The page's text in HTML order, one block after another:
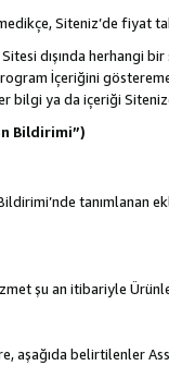
Siteniz’de fiyat
dışında herhangi
İçeriğini
bilgi ya da içeriği
Bildirimi”)
şu an itibariyle
aşağıda belirtilenler